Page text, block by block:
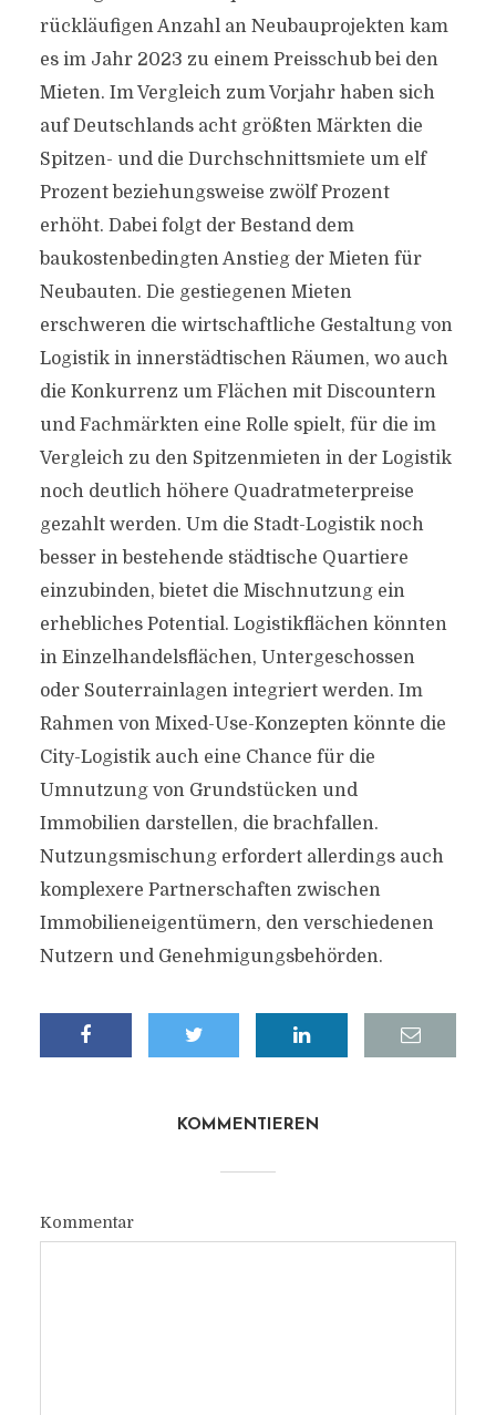
rückläufigen Anzahl an Neubauprojekten kam
es im Jahr 2023 zu einem Preisschub bei den
Mieten. Im Vergleich zum Vorjahr haben sich
auf Deutschlands acht größten Märkten die
Spitzen- und die Durchschnittsmiete um elf
Prozent beziehungsweise zwölf Prozent
erhöht. Dabei folgt der Bestand dem
baukostenbedingten Anstieg der Mieten für
Neubauten. Die gestiegenen Mieten
erschweren die wirtschaftliche Gestaltung von
Logistik in innerstädtischen Räumen, wo auch
die Konkurrenz um Flächen mit Discountern
und Fachmärkten eine Rolle spielt, für die im
Vergleich zu den Spitzenmieten in der Logistik
noch deutlich höhere Quadratmeterpreise
gezahlt werden. Um die Stadt-Logistik noch
besser in bestehende städtische Quartiere
einzubinden, bietet die Mischnutzung ein
erhebliches Potential. Logistikflächen könnten
in Einzelhandelsflächen, Untergeschossen
oder Souterrainlagen integriert werden. Im
Rahmen von Mixed-Use-Konzepten könnte die
City-Logistik auch eine Chance für die
Umnutzung von Grundstücken und
Immobilien darstellen, die brachfallen.
Nutzungsmischung erfordert allerdings auch
komplexere Partnerschaften zwischen
Immobilieneigentümern, den verschiedenen
Nutzern und Genehmigungsbehörden.
KOMMENTIEREN
Kommentar